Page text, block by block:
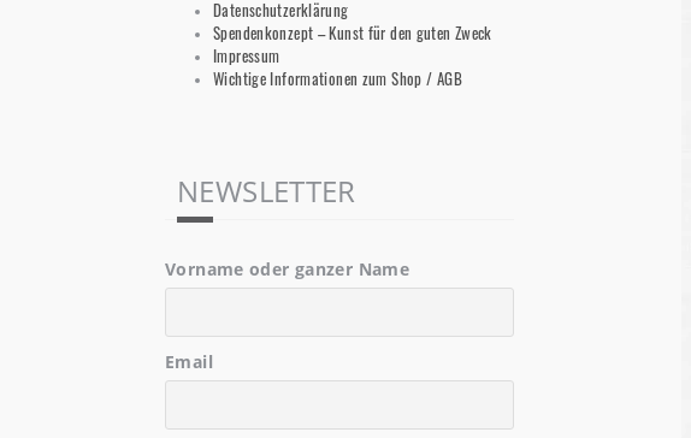
Datenschutzerklärung
Spendenkonzept – Kunst für den guten Zweck
Impressum
Wichtige Informationen zum Shop / AGB
NEWSLETTER
Vorname oder ganzer Name
Email